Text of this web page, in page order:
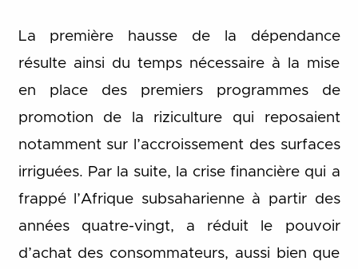
La première hausse de la dépendance
résulte ainsi du temps nécessaire à la mise
en place des premiers programmes de
promotion de la riziculture qui reposaient
notamment sur l’accroissement des surfaces
irriguées. Par la suite, la crise financière qui a
frappé l’Afrique subsaharienne à partir des
années quatre-vingt, a réduit le pouvoir
d’achat des consommateurs, aussi bien que